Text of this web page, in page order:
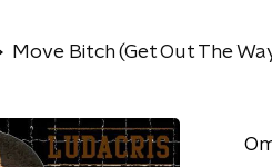
Move Bitch (Get Out The